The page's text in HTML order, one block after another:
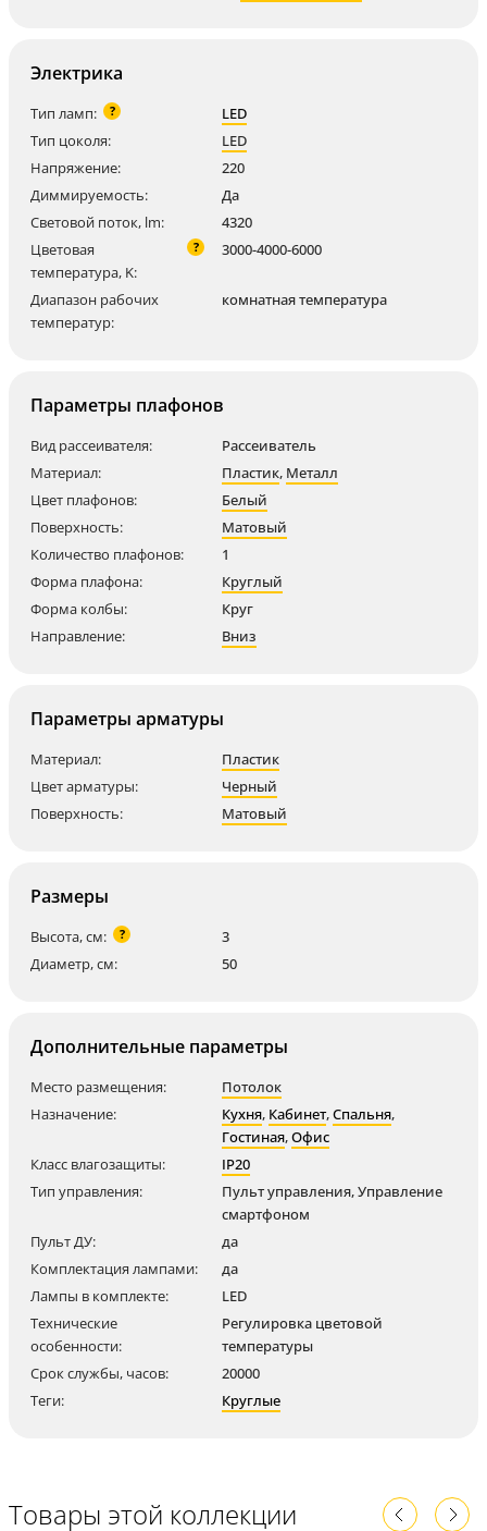
Электрика
Тип ламп: ?
LED
Тип цоколя:
LED
Напряжение:
220
Диммируемость:
Да
Световой поток, lm:
4320
Цветовая
температура, K:
? 3000-4000-6000
Диапазон рабочих
температур:
комнатная температура
Параметры плафонов
Вид рассеивателя:
Рассеиватель
Материал:
Пластик, Металл
Цвет плафонов:
Белый
Поверхность:
Матовый
Количество плафонов:
1
Форма плафона:
Круглый
Форма колбы:
Круг
Направление:
Вниз
Параметры арматуры
Материал:
Пластик
Цвет арматуры:
Черный
Поверхность:
Матовый
Размеры
Высота, см: ?
3
Диаметр, см:
50
Дополнительные параметры
Место размещения:
Потолок
Назначение:
Кухня, Кабинет,Спальня,
Гостиная,Офис
Класс влагозащиты:
IP20
Тип управления:
Пульт управления, Управление
смартфоном
Пульт ДУ:
да
Комплектация лампами:
да
Лампы в комплекте:
LED
Технические
особенности:
Регулировка цветовой
температуры
Срок службы, часов:
20000
Теги:
Круглые
Товары этой коллекции